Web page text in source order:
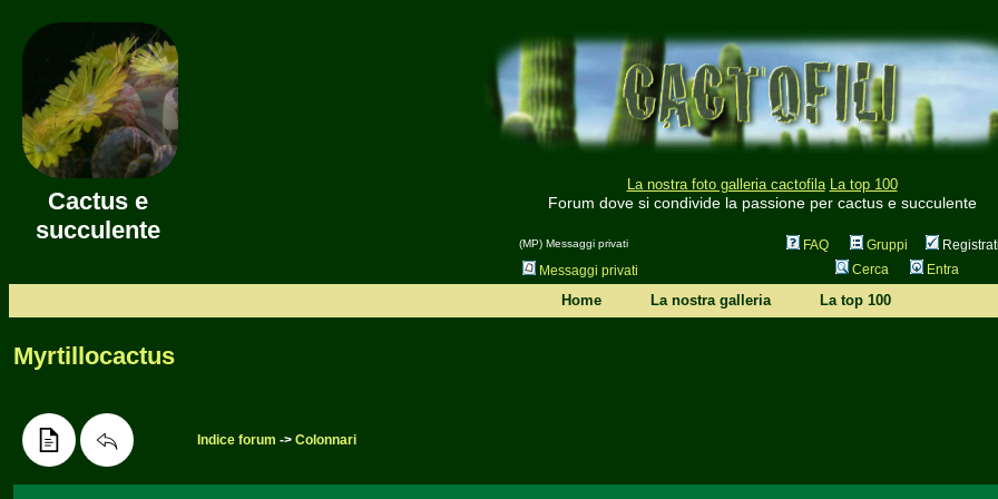
Cactus e
succulente
La nostra foto galleria cactofila La top 100
Forum dove si condivide la passione per cactus e succulente
(MP) Messaggi privati FAQ Gruppi
Messaggi privati
Cerca Entra
Home La nostra galleria La top 100
Myrtillocactus
Indice forum -> Colonnari